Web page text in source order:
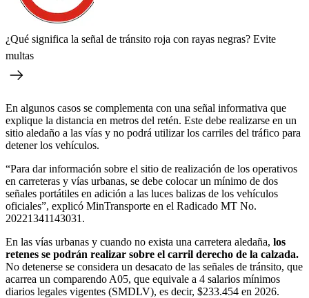
¿Qué significa la señal de tránsito roja con rayas negras? Evite
multas
En algunos casos se complementa con una señal informativa que
explique la distancia en metros del retén. Este debe realizarse en un
sitio aledaño a las vías y no podrá utilizar los carriles del tráfico para
detener los vehículos.
“Para dar información sobre el sitio de realización de los operativos
en carreteras y vías urbanas, se debe colocar un mínimo de dos
señales portátiles en adición a las luces balizas de los vehículos
oficiales”, explicó MinTransporte en el Radicado MT No.
20221341143031.
En las vías urbanas y cuando no exista una carretera aledaña, los
retenes se podrán realizar sobre el carril derecho de la calzada.
No detenerse se considera un desacato de las señales de tránsito, que
acarrea un comparendo A05, que equivale a 4 salarios mínimos
diarios legales vigentes (SMDLV), es decir, $233.454 en 2026.